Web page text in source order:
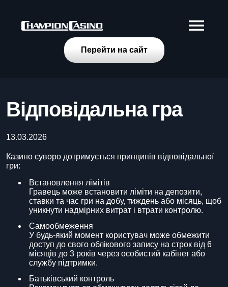
Перейти на сайт
Відповідальна гра
13.03.2026
Казино суворо дотримується принципів відповідальної
гри:
Встановлення лімітів
Гравець може встановити ліміти на депозити,
ставки та час гри на добу, тиждень або місяць, щоб
уникнути надмірних витрат і втрати контролю.
Самообмеження
У будь-який момент користувач може обмежити
доступ до свого облікового запису на строк від 6
місяців до 3 років через особистий кабінет або
службу підтримки.
Батьківський контроль